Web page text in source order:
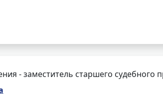
- заместитель старшего судебного